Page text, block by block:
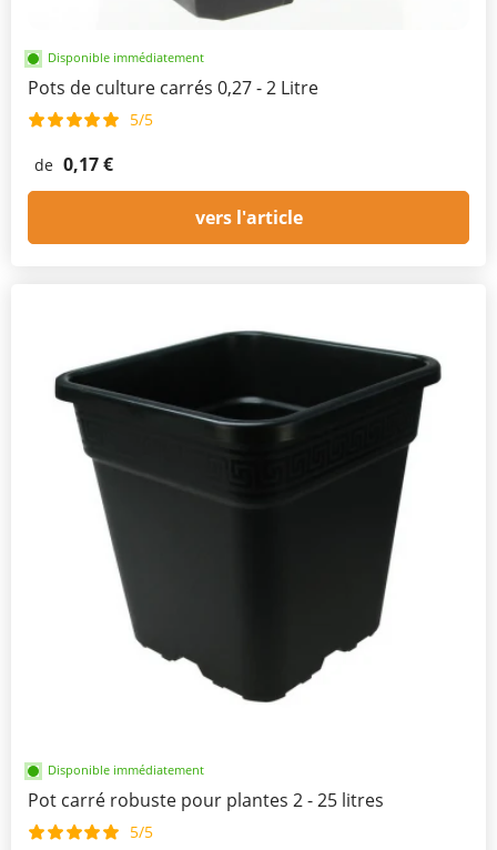
Disponible immédiatement
Pots de culture carrés 0,27 - 2 Litre
5/5
de 0,17 €
vers l'article
Disponible immédiatement
Pot carré robuste pour plantes 2 - 25 litres
5/5